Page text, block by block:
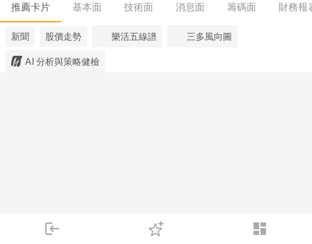
login dashboard
下單
推薦卡片 基本面 技術面 消息面 籌碼面 財務報
新聞 股價走勢 樂活五線譜 三多風向圖
AI 分析與策略健檢